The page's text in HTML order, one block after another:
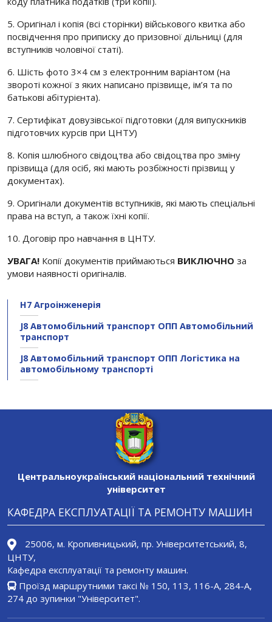
5. Оригінал і копія (всі сторінки) військового квитка або
посвідчення про приписку до призовної дільниці (для
вступників чоловічої статі).
6. Шість фото 3×4 см з електронним варіантом (на
звороті кожної з яких написано прізвище, ім’я та по
батькові абітурієнта).
7. Сертифікат довузівської підготовки (для випускників
підготовчих курсів при ЦНТУ)
8. Копія шлюбного свідоцтва або свідоцтва про зміну
прізвища (для осіб, які мають розбіжності прізвищ у
документах).
9. Оригінали документів вступників, які мають спеціальні
права на вступ, а також їхні копії.
10. Договір про навчання в ЦНТУ.
УВАГА! Копії документів приймаються ВИКЛЮЧНО за
умови наявності оригіналів.
H7 Агроінженерія
J8 Автомобільний транспорт ОПП Автомобільний
транспорт
J8 Автомобільний транспорт ОПП Логістика на
автомобільному транспорті
Центральноукраїнський національний технічний
університет
КАФЕДРА ЕКСПЛУАТАЦІЇ ТА РЕМОНТУ МАШИН
25006, м. Кропивницький, пр. Університетський, 8,
ЦНТУ,
Кафедра експлуатації та ремонту машин.
Проїзд маршрутними таксі № 150, 113, 116-А, 284-A,
274 до зупинки "Університет".